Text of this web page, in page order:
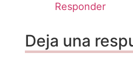
Responder
Deja una